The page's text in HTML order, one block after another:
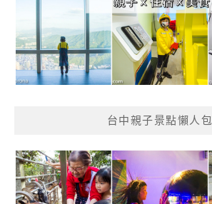
台中親子景點懶人包